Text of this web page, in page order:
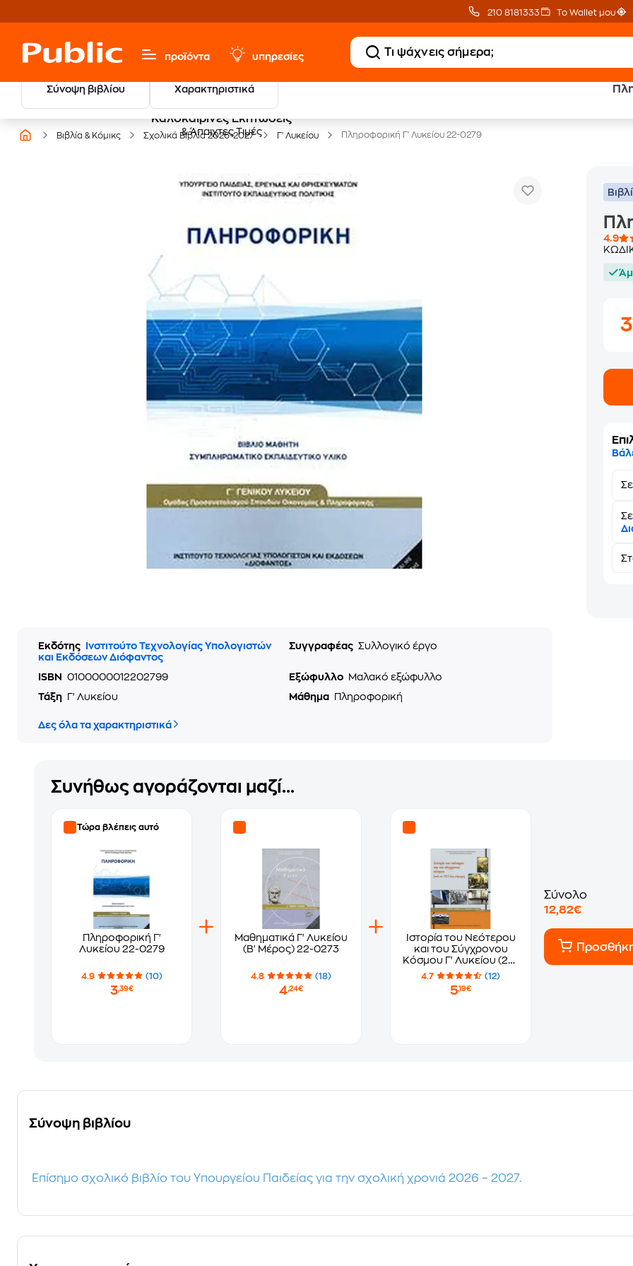
210 8181333 Το Wallet μου
προϊόντα υπηρεσίες
Σύνοψη βιβλίου Χαρακτηριστικά
Καλοκαιρινές Εκπτώσεις
& Άπαιχτες Τιμές
Δωρεάν
Βιβλία & Κόμικς Σχολικά Βιβλία 2026-2027 Γ' Λυκείου Πληροφορική Γ' Λυκείου 22-0279
Εκδότης
Ινστιτούτο Τεχνολογίας Υπολογιστών
και Εκδόσεων Διόφαντος
Συγγραφέας Συλλογικό έργο
ISBN 0100000012202799 Εξώφυλλο
Μαλακό εξώφυλλο
Τάξη
Γ' Λυκείου Μάθημα Πληροφορική
Δες όλα τα χαρακτηριστικά
4.9
Συνήθως αγοράζονται μαζί...
Τώρα βλέπεις αυτό
Πληροφορική Γ'
Λυκείου 22-0279
4.9 (10)
3,39€
Μαθηματικά Γ' Λυκείου
(Β' Μέρος) 22-0273
4.8 (18)
4,24€
Ιστορία του Νεότερου
και του Σύγχρονου
Κόσμου Γ' Λυκείου (22-
0081)
4.7 (12)
5,19€
Σύνολο
12,82€
Σύνοψη βιβλίου
Επίσημο σχολικό βιβλίο του Υπουργείου Παιδείας για την σχολική χρονιά 2026 – 2027.